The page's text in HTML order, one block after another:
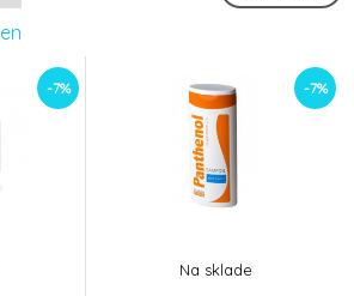
-7% -7%
Na sklade